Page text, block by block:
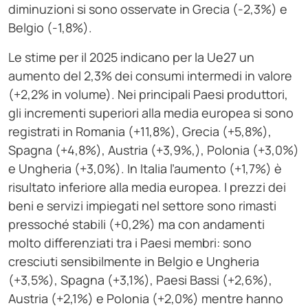
diminuzioni si sono osservate in Grecia (-2,3%) e
Belgio (-1,8%).
Le stime per il 2025 indicano per la Ue27 un
aumento del 2,3% dei consumi intermedi in valore
(+2,2% in volume). Nei principali Paesi produttori,
gli incrementi superiori alla media europea si sono
registrati in Romania (+11,8%), Grecia (+5,8%),
Spagna (+4,8%), Austria (+3,9%,), Polonia (+3,0%)
e Ungheria (+3,0%). In Italia l’aumento (+1,7%) è
risultato inferiore alla media europea. I prezzi dei
beni e servizi impiegati nel settore sono rimasti
pressoché stabili (+0,2%) ma con andamenti
molto differenziati tra i Paesi membri: sono
cresciuti sensibilmente in Belgio e Ungheria
(+3,5%), Spagna (+3,1%), Paesi Bassi (+2,6%),
Austria (+2,1%) e Polonia (+2,0%) mentre hanno